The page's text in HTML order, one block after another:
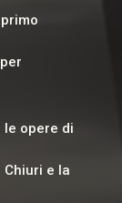
le opere di
Chiuri e la